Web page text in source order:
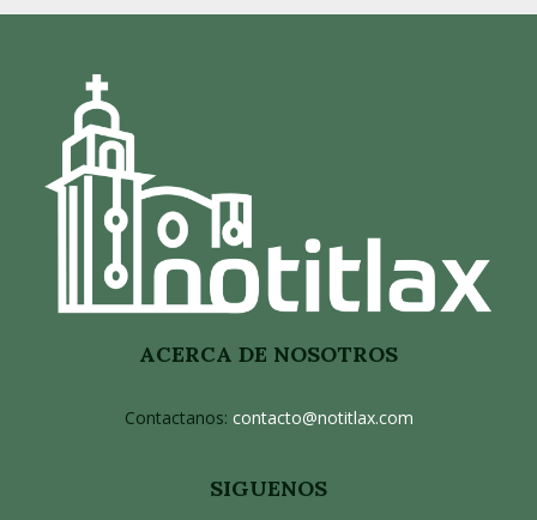
ACERCA DE NOSOTROS
Contactanos: contacto@notitlax.com
SIGUENOS